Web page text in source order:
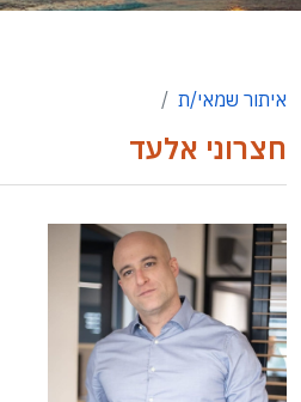
איתור שמאי/ת
חצרוני אלעד